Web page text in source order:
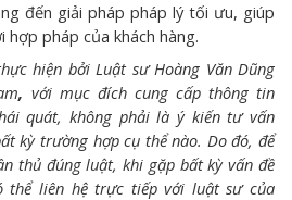
đến giải pháp pháp lý tối ưu, giúp
pháp của khách hàng.
hiện bởi Luật sư Hoàng Văn Dũng
, với mục đích cung cấp thông tin
quát, không phải là ý kiến tư vấn
kỳ trường hợp cụ thể nào. Do đó, để
thủ đúng luật, khi gặp bất kỳ vấn đề
thểliên hệ trực tiếp với luật sư của